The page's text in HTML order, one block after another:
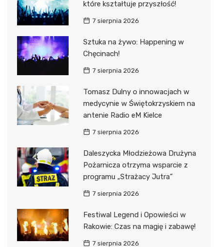
które kształtuje przyszłość!
7 sierpnia 2026
Sztuka na żywo: Happening w
Chęcinach!
7 sierpnia 2026
Tomasz Dulny o innowacjach w
medycynie w Świętokrzyskiem na
antenie Radio eM Kielce
7 sierpnia 2026
Daleszycka Młodzieżowa Drużyna
Pożarnicza otrzyma wsparcie z
programu „Strażacy Jutra”
7 sierpnia 2026
Festiwal Legend i Opowieści w
Rakowie: Czas na magię i zabawę!
7 sierpnia 2026